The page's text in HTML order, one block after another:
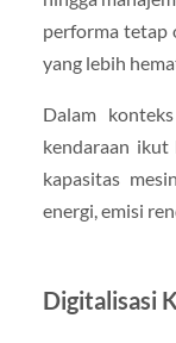
performa tetap
yang lebih
Dalam
kendaraan ikut
kapasitas
energi, emisi
Digitalisasi